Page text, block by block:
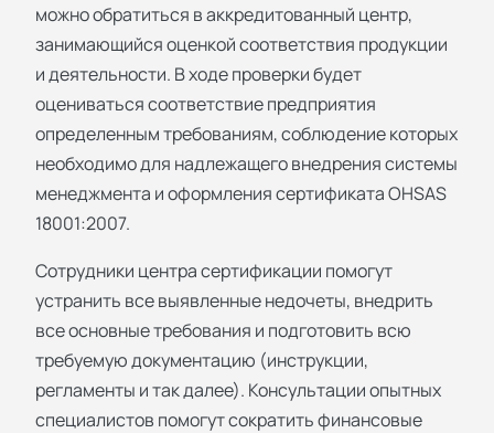
можно обратиться в аккредитованный центр,
занимающийся оценкой соответствия продукции
и деятельности. В ходе проверки будет
оцениваться соответствие предприятия
определенным требованиям, соблюдение которых
необходимо для надлежащего внедрения системы
менеджмента и оформления сертификата OHSAS
18001:2007.
Сотрудники центра сертификации помогут
устранить все выявленные недочеты, внедрить
все основные требования и подготовить всю
требуемую документацию (инструкции,
регламенты и так далее). Консультации опытных
специалистов помогут сократить финансовые